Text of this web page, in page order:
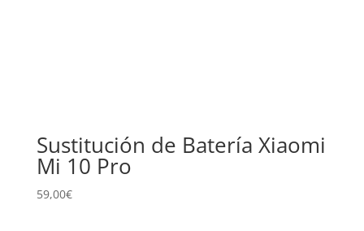
Sustitución de Batería Xiaomi
Mi 10 Pro
59,00€